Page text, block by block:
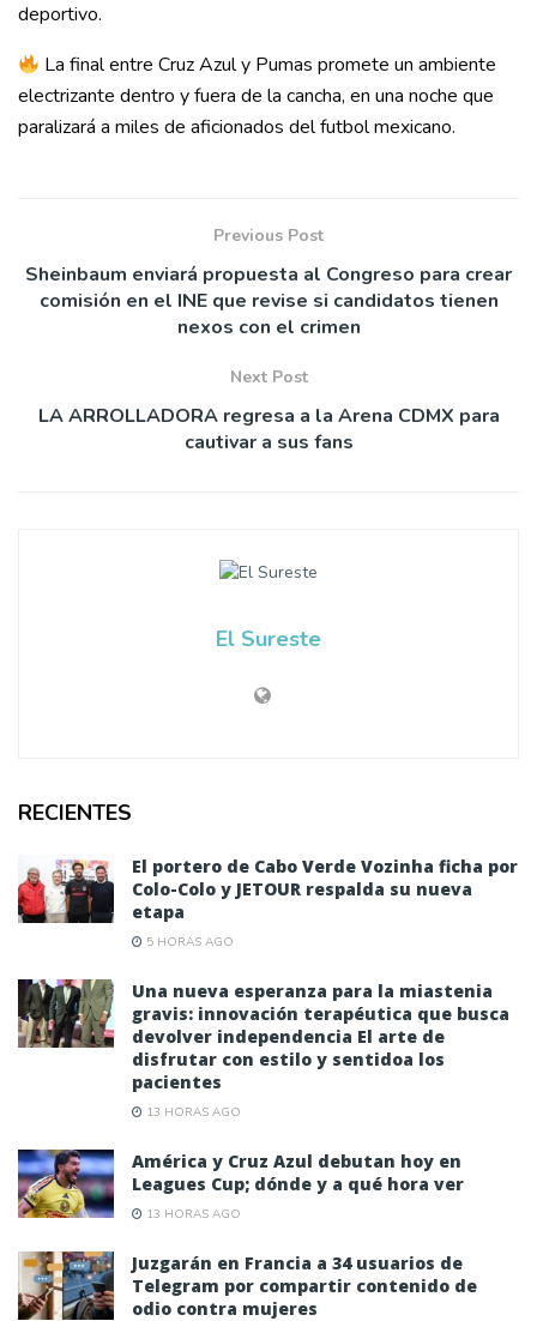
deportivo.
La final entre Cruz Azul y Pumas promete un ambiente
electrizante dentro y fuera de la cancha, en una noche que
paralizará a miles de aficionados del futbol mexicano.
Previous Post
Sheinbaum enviará propuesta al Congreso para crear
comisión en el INE que revise si candidatos tienen
nexos con el crimen
Next Post
LA ARROLLADORA regresa a la Arena CDMX para
cautivar a sus fans
El Sureste
RECIENTES
El portero de Cabo Verde Vozinha ficha por
Colo-Colo y JETOUR respalda su nueva
etapa
5 HORAS AGO
Una nueva esperanza para la miastenia
gravis: innovación terapéutica que busca
devolver independencia El arte de
disfrutar con estilo y sentidoa los
pacientes
13 HORAS AGO
América y Cruz Azul debutan hoy en
Leagues Cup; dónde y a qué hora ver
13 HORAS AGO
Juzgarán en Francia a 34 usuarios de
Telegram por compartir contenido de
odio contra mujeres